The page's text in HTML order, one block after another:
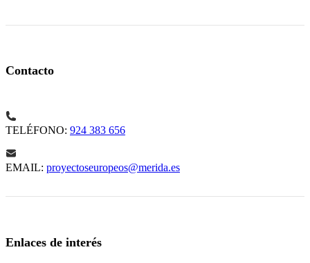
Contacto
TELÉFONO: 924 383 656
EMAIL: proyectoseuropeos@merida.es
Enlaces de interés